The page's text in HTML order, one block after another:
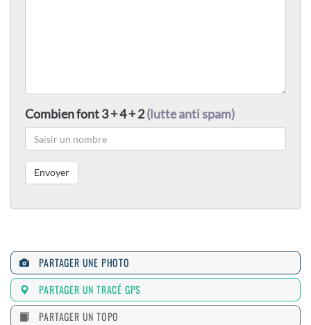
Combien font 3 + 4 + 2(lutte anti spam)
PARTAGER UNE PHOTO
PARTAGER UN TRACÉ GPS
PARTAGER UN TOPO